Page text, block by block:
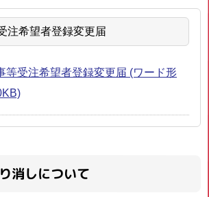
注希望者登録変更届
等受注希望者登録変更届 (ワード形
消しについて